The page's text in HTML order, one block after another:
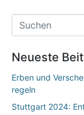
Neueste
Erben und
regeln
Stuttgart 2024: